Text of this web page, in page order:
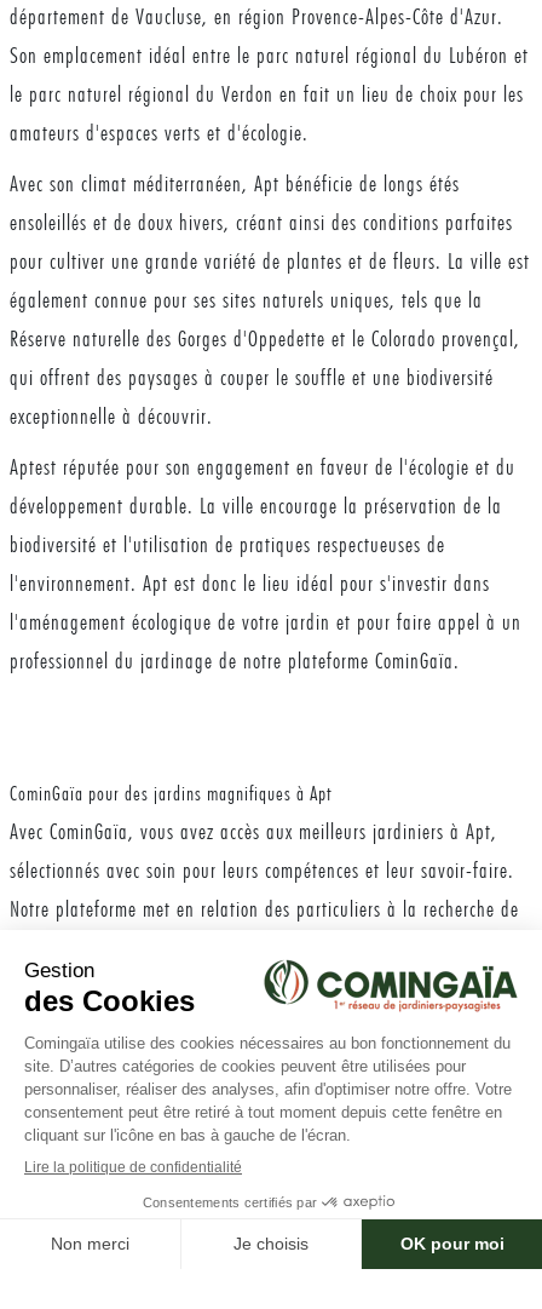
département de Vaucluse, en région Provence-Alpes-Côte d'Azur.
Son emplacement idéal entre le parc naturel régional du Lubéron et
le parc naturel régional du Verdon en fait un lieu de choix pour les
amateurs d'espaces verts et d'écologie.
Avec son climat méditerranéen, Apt bénéficie de longs étés
ensoleillés et de doux hivers, créant ainsi des conditions parfaites
pour cultiver une grande variété de plantes et de fleurs. La ville est
également connue pour ses sites naturels uniques, tels que la
Réserve naturelle des Gorges d'Oppedette et le Colorado provençal,
qui offrent des paysages à couper le souffle et une biodiversité
exceptionnelle à découvrir.
Aptest réputée pour son engagement en faveur de l'écologie et du
développement durable. La ville encourage la préservation de la
biodiversité et l'utilisation de pratiques respectueuses de
l'environnement. Apt est donc le lieu idéal pour s'investir dans
l'aménagement écologique de votre jardin et pour faire appel à un
professionnel du jardinage de notre plateforme CominGaïa.
CominGaïa pour des jardins magnifiques à Apt
Avec CominGaïa, vous avez accès aux meilleurs jardiniers à Apt,
sélectionnés avec soin pour leurs compétences et leur savoir-faire.
Notre plateforme met en relation des particuliers à la recherche de
expérimentés et passionnés par leur métier.
Avec CominGaïa, vous pouvez comparer les profils des jardiniers,
consulter les avis laissés par les autres utilisateurs et choisir le
professionnel qui correspond le mieux à vos besoins. Que vous ayez
besoin d'un jardinier pour l'entretien régulier de votre jardin, la
création d'un nouvel aménagement paysager ou des conseils
Besoin d'aide ? ×